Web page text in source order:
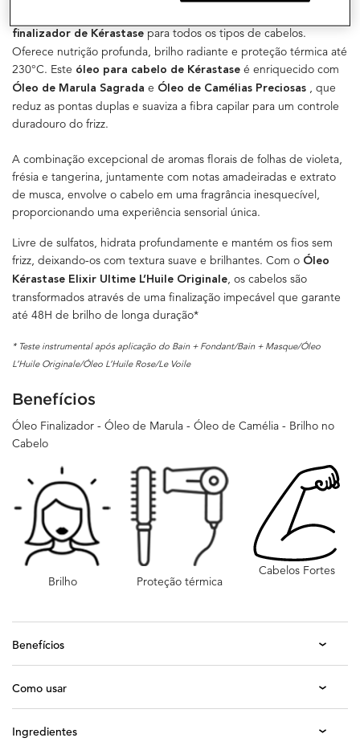
finalizador de Kérastase para todos os tipos de cabelos.
Oferece nutrição profunda, brilho radiante e proteção térmica até
230°C. Este óleo para cabelo de Kérastase é enriquecido com
Óleo de Marula Sagrada e Óleo de Camélias Preciosas , que
reduz as pontas duplas e suaviza a fibra capilar para um controle
duradouro do frizz.
A combinação excepcional de aromas florais de folhas de violeta,
frésia e tangerina, juntamente com notas amadeiradas e extrato
de musca, envolve o cabelo em uma fragrância inesquecível,
proporcionando uma experiência sensorial única.
Livre de sulfatos, hidrata profundamente e mantém os fios sem
frizz, deixando-os com textura suave e brilhantes. Com o Óleo
Kérastase Elixir Ultime L’Huile Originale, os cabelos são
transformados através de uma finalização impecável que garante
até 48H de brilho de longa duração*
* Teste instrumental após aplicação do Bain + Fondant/Bain + Masque/Óleo
L’Huile Originale/Óleo L’Huile Rose/Le Voile
Benefícios
Óleo Finalizador - Óleo de Marula - Óleo de Camélia - Brilho no
Cabelo
Brilho Proteção térmica
Cabelos Fortes
Benefícios
Como usar
Ingredientes